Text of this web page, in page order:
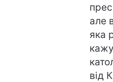
але
яка
від